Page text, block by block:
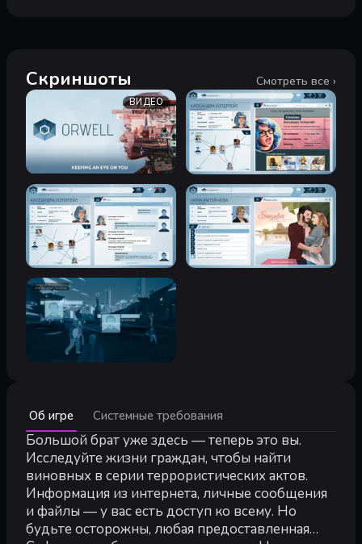
Скриншоты Смотреть все ›
ВИДЕО
Об игре Системные требования
Большой брат уже здесь — теперь это вы.
Исследуйте жизни граждан, чтобы найти
виновных в серии террористических актов.
Информация из интернета, личные сообщения
и файлы — у вас есть доступ ко всему. Но
будьте осторожны, любая предоставленная
Минимальные:
Минимальные:
64-разрядные процессор и операционная система
ОС *:Windows XP SP2+
Процессор:2.0 GHz
Оперативная память:4 GB ОЗУ
Видеокарта:GPU: DirectX 9 compatible
DirectX:версии 9.0
Место на диске:3 GB